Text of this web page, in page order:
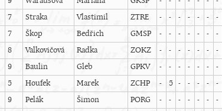
7 Straka Vlastimil ZTRE - - - - - - -
7
Škop Bedřich GMSP - - - - - - -
8 Valkovičová Radka ZOKZ - - - - - - -
9 Baulin Gleb GPKV - - - - - - -
5 Houfek Marek ZCHP - 5 - - - - -
9 Pelák Šimon PORG - - - - - - -